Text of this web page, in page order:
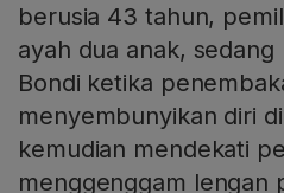
berusia 43 tahun,
ayah dua anak, sedang
Bondi ketika
menyembunyikan diri
kemudian mendekati
menggenggam lengan